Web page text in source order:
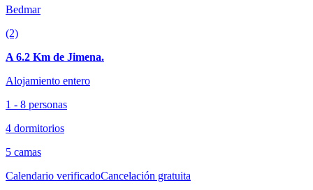
Bedmar
(2)
A 6.2 Km de Jimena.
Alojamiento entero
1 - 8 personas
4 dormitorios
5 camas
Calendario verificadoCancelación gratuita